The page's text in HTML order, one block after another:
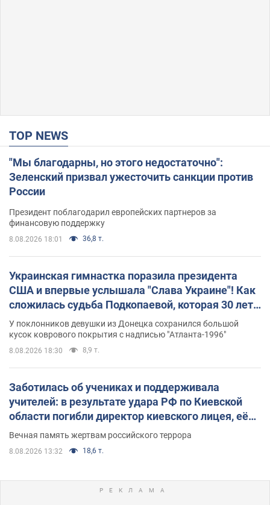
TOP NEWS
"Мы благодарны, но этого недостаточно":
Зеленский призвал ужесточить санкции против
России
Президент поблагодарил европейских партнеров за
финансовую поддержку
8.08.2026 18:01 36,8 т.
Украинская гимнастка поразила президента
США и впервые услышала "Слава Украине"! Как
сложилась судьба Подкопаевой, которая 30 лет
назад завоевала "золото" Олимпиады
У поклонников девушки из Донецка сохранился большой
кусок коврового покрытия с надписью "Атланта-1996"
8.08.2026 18:30 8,9 т.
Заботилась об учениках и поддерживала
учителей: в результате удара РФ по Киевской
области погибли директор киевского лицея, её
муж и внук
Вечная память жертвам российского террора
8.08.2026 13:32 18,6 т.